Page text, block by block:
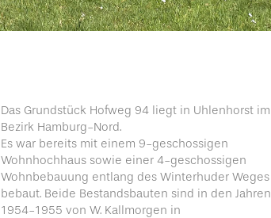
Das Grundstück Hofweg 94 liegt in Uhlenhorst im
Bezirk Hamburg-Nord.
Es war bereits mit einem 9-geschossigen
Wohnhochhaus sowie einer 4-geschossigen
Wohnbebauung entlang des Winterhuder Weges
bebaut. Beide Bestandsbauten sind in den Jahren
1954-1955 von W. Kallmorgen in